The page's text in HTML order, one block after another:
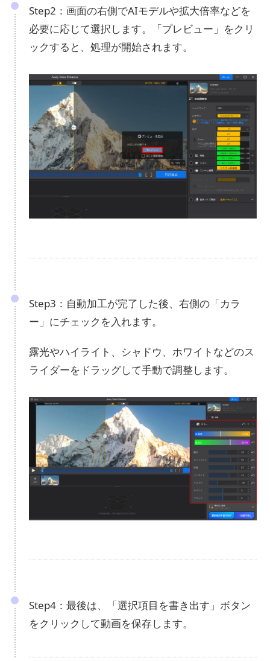
Step2：画面の右側でAIモデルや拡大倍率などを
必要に応じて選択します。「プレビュー」をクリ
ックすると、処理が開始されます。
Step3：自動加工が完了した後、右側の「カラ
ー」にチェックを入れます。
露光やハイライト、シャドウ、ホワイトなどのス
ライダーをドラッグして手動で調整します。
Step4：最後は、「選択項目を書き出す」ボタン
をクリックして動画を保存します。